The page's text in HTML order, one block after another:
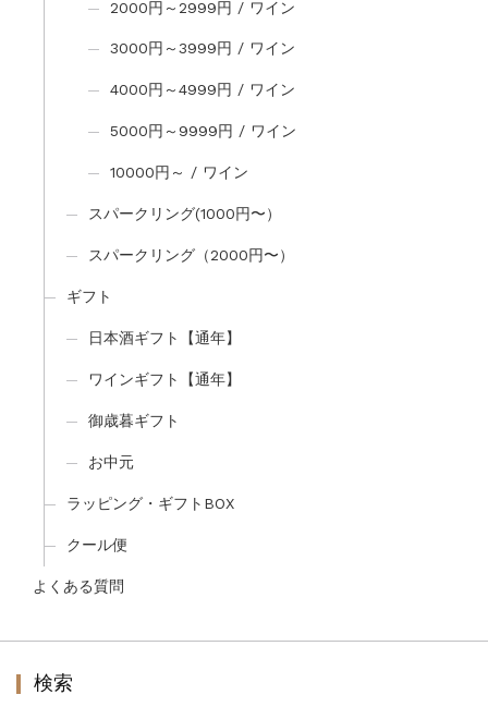
2000円～2999円 / ワイン
3000円～3999円 / ワイン
4000円～4999円 / ワイン
5000円～9999円 / ワイン
10000円～ / ワイン
スパークリング(1000円〜）
スパークリング（2000円〜）
ギフト
日本酒ギフト【通年】
ワインギフト【通年】
御歳暮ギフト
お中元
ラッピング・ギフトBOX
クール便
よくある質問
検索